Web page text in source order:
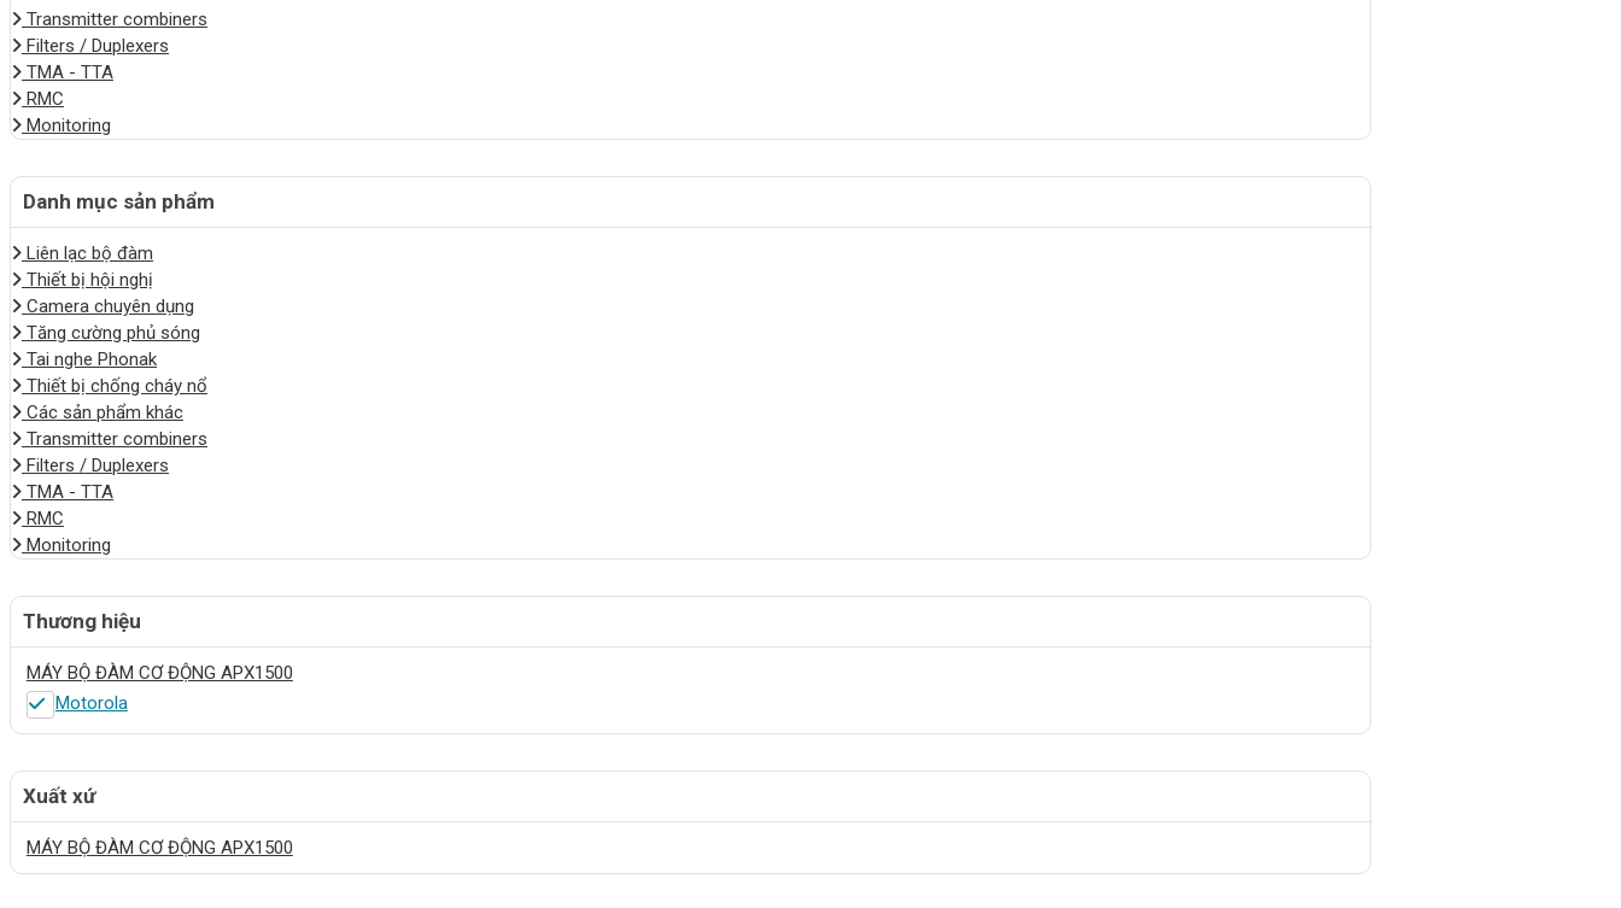
Transmitter combiners
Filters / Duplexers
TMA - TTA
RMC
Monitoring
Danh mục sản phẩm
Liên lạc bộ đàm
Thiết bị hội nghị
Camera chuyên dụng
Tăng cường phủ sóng
Tai nghe Phonak
Thiết bị chống cháy nổ
Các sản phẩm khác
Transmitter combiners
Filters / Duplexers
TMA - TTA
RMC
Monitoring
Thương hiệu
MÁY BỘ ĐÀM CƠ ĐỘNG APX1500
Motorola
Xuất xứ
MÁY BỘ ĐÀM CƠ ĐỘNG APX1500